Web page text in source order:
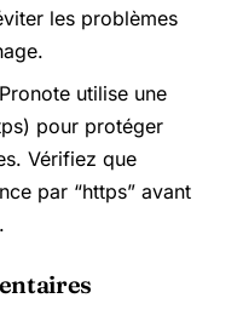
les problèmes
utilise une
pour protéger
Vérifiez que
par “https” avant